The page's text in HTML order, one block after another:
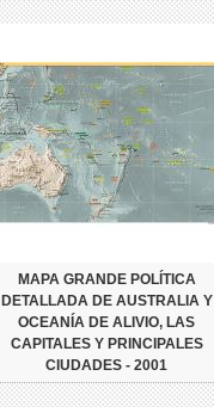
MAPA GRANDE POLÍTICA
DETALLADA DE AUSTRALIA Y
OCEANÍA DE ALIVIO, LAS
CAPITALES Y PRINCIPALES
CIUDADES - 2001